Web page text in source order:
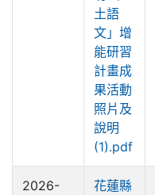
土語
文」增
能研習
計畫成
果活動
照片及
說明
(1).pdf
2026-
花蓮縣